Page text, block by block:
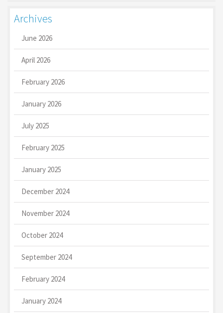
Archives
June 2026
April 2026
February 2026
January 2026
July 2025
February 2025
January 2025
December 2024
November 2024
October 2024
September 2024
February 2024
January 2024